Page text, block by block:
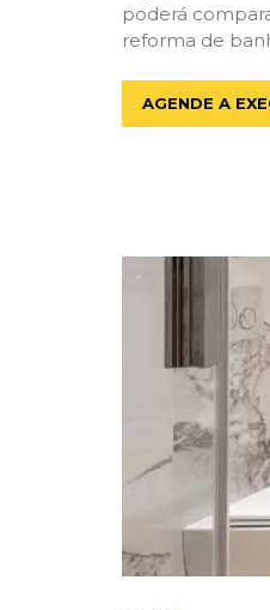
poderá
reforma de
AGENDE A